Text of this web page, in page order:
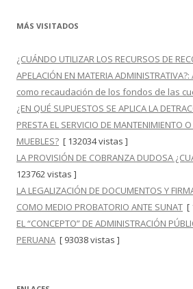
MÁS VISITADOS
¿CUÁNDO UTILIZAR LOS RECURSOS DE
APELACIÓN EN MATERIA
como recaudación de los fondos de las
¿EN QUÉ SUPUESTOS SE APLICA LA
PRESTA EL SERVICIO DE MANTENIMIENTO
MUEBLES? [ 132034 vistas ]
LA PROVISIÓN DE COBRANZA DUDOSA
123762 vistas ]
LA LEGALIZACIÓN DE DOCUMENTOS Y
COMO MEDIO PROBATORIO ANTE SUNAT [
EL “CONCEPTO” DE ADMINISTRACIÓN
PERUANA [ 93038 vistas ]